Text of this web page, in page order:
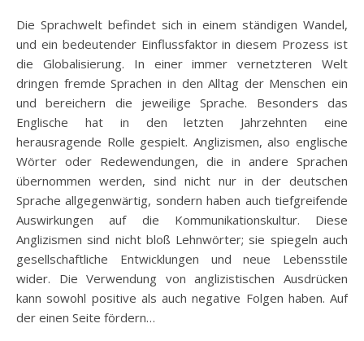
Die Sprachwelt befindet sich in einem ständigen Wandel,
und ein bedeutender Einflussfaktor in diesem Prozess ist
die Globalisierung. In einer immer vernetzteren Welt
dringen fremde Sprachen in den Alltag der Menschen ein
und bereichern die jeweilige Sprache. Besonders das
Englische hat in den letzten Jahrzehnten eine
herausragende Rolle gespielt. Anglizismen, also englische
Wörter oder Redewendungen, die in andere Sprachen
übernommen werden, sind nicht nur in der deutschen
Sprache allgegenwärtig, sondern haben auch tiefgreifende
Auswirkungen auf die Kommunikationskultur. Diese
Anglizismen sind nicht bloß Lehnwörter; sie spiegeln auch
gesellschaftliche Entwicklungen und neue Lebensstile
wider. Die Verwendung von anglizistischen Ausdrücken
kann sowohl positive als auch negative Folgen haben. Auf
der einen Seite fördern…